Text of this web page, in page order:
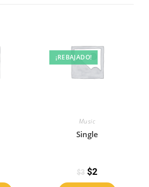
¡REBAJADO!
Music
Single
$3 $2